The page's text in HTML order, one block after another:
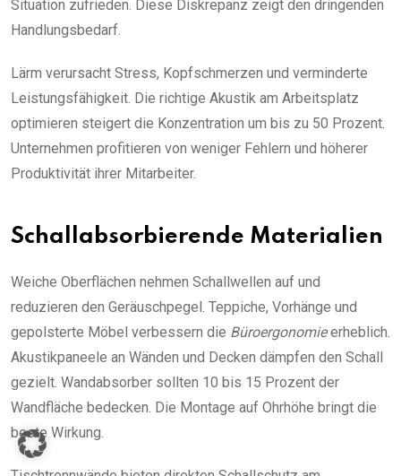
Situation zufrieden. Diese Diskrepanz zeigt den dringenden
Handlungsbedarf.
Lärm verursacht Stress, Kopfschmerzen und verminderte
Leistungsfähigkeit. Die richtige Akustik am Arbeitsplatz
optimieren steigert die Konzentration um bis zu 50 Prozent.
Unternehmen profitieren von weniger Fehlern und höherer
Produktivität ihrer Mitarbeiter.
Schallabsorbierende Materialien
Weiche Oberflächen nehmen Schallwellen auf und
reduzieren den Geräuschpegel. Teppiche, Vorhänge und
gepolsterte Möbel verbessern die Büroergonomieerheblich.
Akustikpaneele an Wänden und Decken dämpfen den Schall
gezielt. Wandabsorber sollten 10 bis 15 Prozent der
Wandfläche bedecken. Die Montage auf Ohrhöhe bringt die
beste Wirkung.